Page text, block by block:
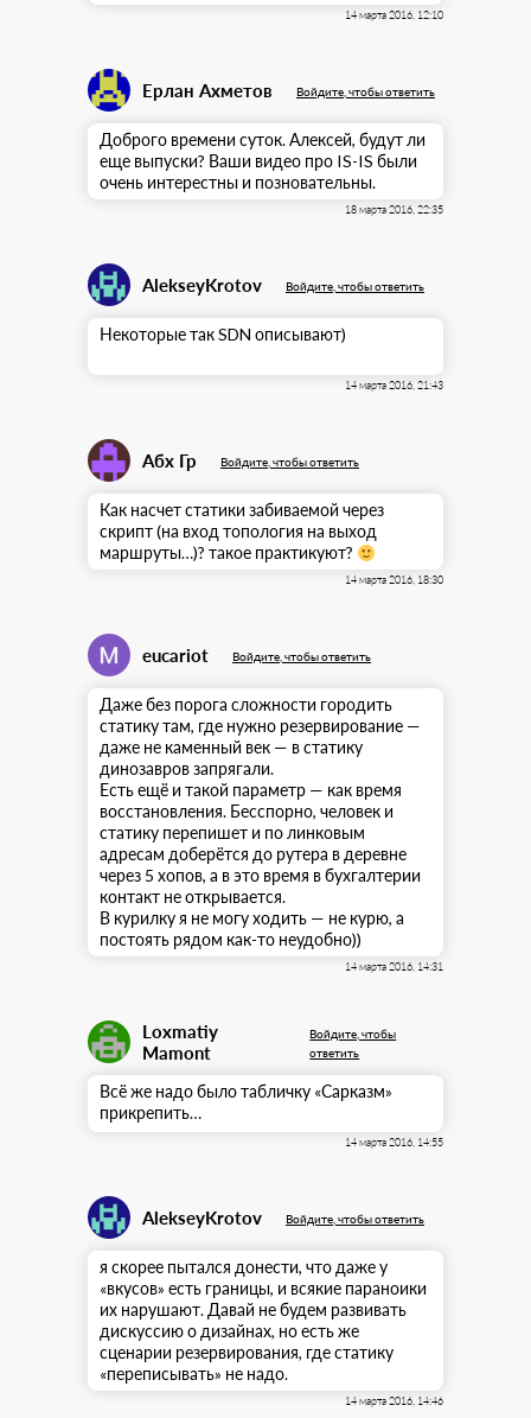
14 марта 2016, 12:10
Ерлан Ахметов Войдите, чтобы ответить
Доброго времени суток. Алексей, будут ли
еще выпуски? Ваши видео про IS-IS были
очень интерестны и позновательны.
18 марта 2016, 22:35
AlekseyKrotov Войдите, чтобы ответить
Некоторые так SDN описывают)
14 марта 2016, 21:43
Абх Гр Войдите, чтобы ответить
Как насчет статики забиваемой через
скрипт (на вход топология на выход
маршруты…)? такое практикуют?
14 марта 2016, 18:30
eucariot Войдите, чтобы ответить
Даже без порога сложности городить
статику там, где нужно резервирование —
даже не каменный век — в статику
динозавров запрягали.
Есть ещё и такой параметр — как время
восстановления. Бесспорно, человек и
статику перепишет и по линковым
адресам доберётся до рутера в деревне
через 5 хопов, а в это время в бухгалтерии
контакт не открывается.
В курилку я не могу ходить — не курю, а
постоять рядом как-то неудобно))
14 марта 2016, 14:31
Loxmatiy
Mamont
Войдите, чтобы
ответить
Всё же надо было табличку «Сарказм»
прикрепить…
14 марта 2016, 14:55
AlekseyKrotov Войдите, чтобы ответить
я скорее пытался донести, что даже у
«вкусов» есть границы, и всякие параноики
их нарушают. Давай не будем развивать
дискуссию о дизайнах, но есть же
сценарии резервирования, где статику
«переписывать» не надо.
14 марта 2016, 14:46